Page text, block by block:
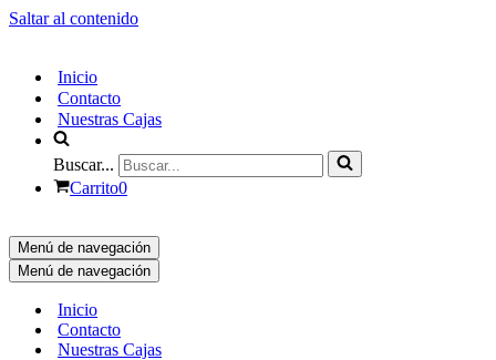
Saltar al contenido
Inicio
Contacto
Nuestras Cajas
Buscar...
Carrito0
Menú de navegación
Menú de navegación
Inicio
Contacto
Nuestras Cajas